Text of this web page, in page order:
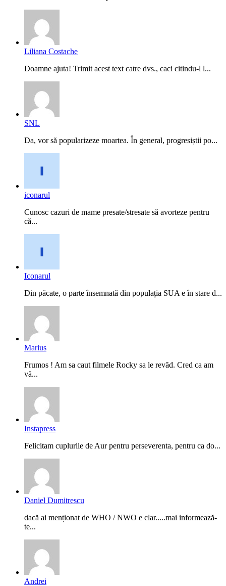
Liliana Costache
Doamne ajuta! Trimit acest text catre dvs., caci citindu-l l...
SNL
Da, vor să popularizeze moartea. În general, progresiștii po...
iconarul
Cunosc cazuri de mame presate/stresate să avorteze pentru
că...
Iconarul
Din păcate, o parte însemnată din populația SUA e în stare d...
Marius
Frumos ! Am sa caut filmele Rocky sa le revăd. Cred ca am
vă...
Instapress
Felicitam cuplurile de Aur pentru perseverenta, pentru ca do...
Daniel Dumitrescu
dacă ai menționat de WHO / NWO e clar.....mai informează-
te...
Andrei